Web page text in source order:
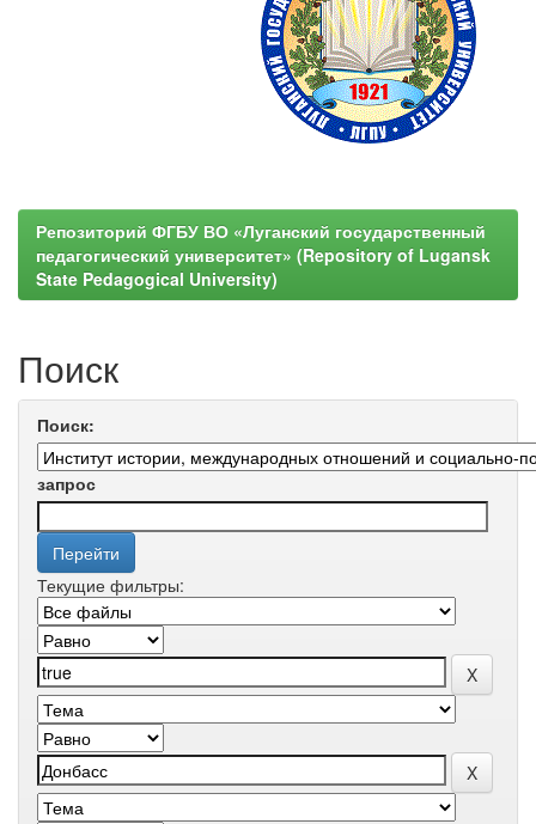
Репозиторий ФГБУ ВО «Луганский государственный
педагогический университет» (Repository of Lugansk
State Pedagogical University)
Поиск
Поиск:
запрос
Текущие фильтры: